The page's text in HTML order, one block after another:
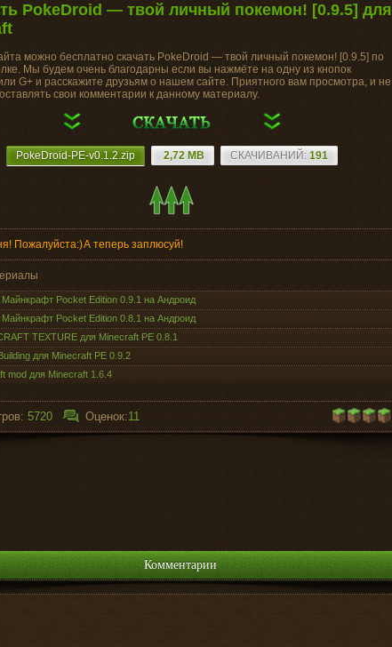
PokeDroid — твой личный покемон! [0.9.5] для
можно бесплатно скачать PokeDroid — твой личный покемон! [0.9.5] по
Мы будем очень благодарны если вы нажмёте на одну из кнопок
G+ и расскажите друзьям о нашем сайте. Приятного вам просмотра, и не
свои комментарии к данному материалу.
PokeDroid-PE-v0.1.2.zip 2,72 MB CКАЧИВАНИЙ: 191
Пожалуйста:)А теперь заплюсуй!
Майнкрафт Pocket Edition 0.9.1 на Андроид
Майнкрафт Pocket Edition 0.8.1 на Андроид
TEXTURE для Minecraft PE 0.8.1
для Minecraft PE 0.9.2
mod для Minecraft 1.6.4
5720 Оценок:11
Комментарии